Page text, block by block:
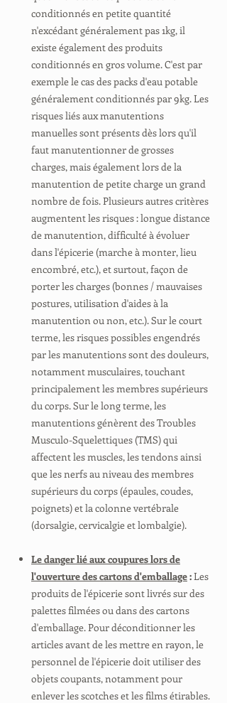
conditionnés en petite quantité
n'excédant généralement pas 1kg, il
existe également des produits
conditionnés en gros volume. C'est par
exemple le cas des packs d'eau potable
généralement conditionnés par 9kg. Les
risques liés aux manutentions
manuelles sont présents dès lors qu'il
faut manutentionner de grosses
charges, mais également lors de la
manutention de petite charge un grand
nombre de fois. Plusieurs autres critères
augmentent les risques : longue distance
de manutention, difficulté à évoluer
dans l'épicerie (marche à monter, lieu
encombré, etc.), et surtout, façon de
porter les charges (bonnes / mauvaises
postures, utilisation d'aides à la
manutention ou non, etc.). Sur le court
terme, les risques possibles engendrés
par les manutentions sont des douleurs,
notamment musculaires, touchant
principalement les membres supérieurs
du corps. Sur le long terme, les
manutentions génèrent des Troubles
Musculo-Squelettiques (TMS) qui
affectent les muscles, les tendons ainsi
que les nerfs au niveau des membres
supérieurs du corps (épaules, coudes,
poignets) et la colonne vertébrale
(dorsalgie, cervicalgie et lombalgie).
Le danger lié aux coupures lors de
l'ouverture des cartons d'emballage:Les
produits de l'épicerie sont livrés sur des
palettes filmées ou dans des cartons
d'emballage. Pour déconditionner les
articles avant de les mettre en rayon, le
personnel de l'épicerie doit utiliser des
objets coupants, notamment pour
enlever les scotches et les films étirables.